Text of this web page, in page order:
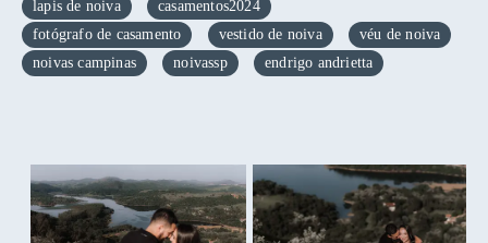
lapis de noiva
casamentos2024
fotógrafo de casamento
vestido de noiva
véu de noiva
noivas campinas
noivassp endrigo andrietta